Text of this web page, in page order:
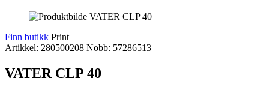
Finn butikk Print
Artikkel: 280500208 Nobb: 57286513
VATER CLP 40